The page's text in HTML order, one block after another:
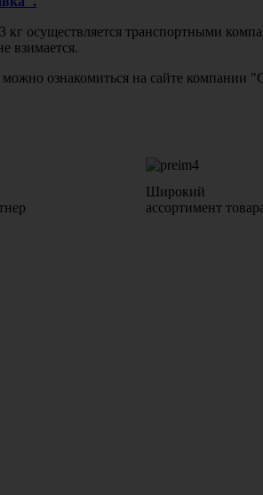
3 кг осуществляется
взимается.
можно ознакомиться на сайте компании
Широкий
ассортимент